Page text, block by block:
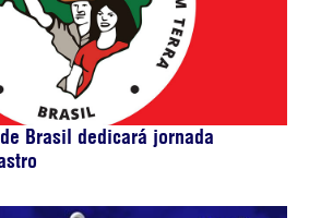
Brasil dedicará jornada